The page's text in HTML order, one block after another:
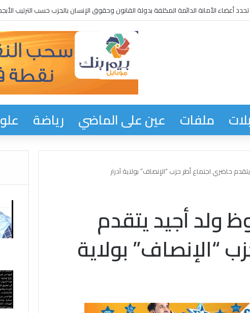
أعضاء الأمانة الدائمة المكلفة بدولة القانون وحقوق الإنسان بالحزب حسب الترتيب
ملفات عين على الماضي رياضة
حاضري اجتماع أطر حزب “الإنصاف” بولاية آدرار
ولد أجيد يتقدم
“الإنصاف” بولاية